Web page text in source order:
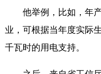
他举例，比如，年产
业，可根据当年度实际
千瓦时的用电支持。